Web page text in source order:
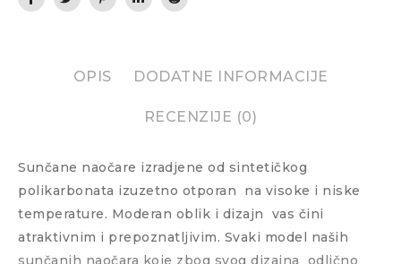
OPIS DODATNE INFORMACIJE
RECENZIJE (0)
Sunčane naočare izradjene od sintetičkog
polikarbonata izuzetno otporan
na visoke i niske
temperature. Moderan oblik i dizajn
vas čini
atraktivnim i prepoznatljivim. Svaki model naših
sunčanih naočara koje zbog svog dizajna
odlično